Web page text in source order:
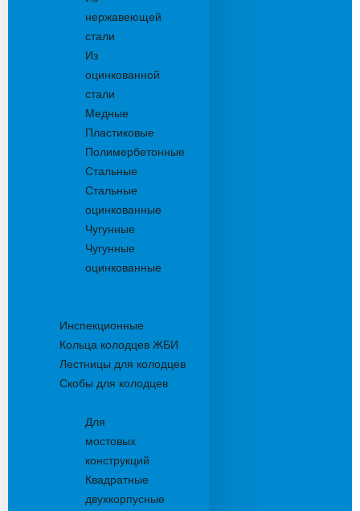
нержавеющей
стали
Из
оцинкованной
стали
Медные
Пластиковые
Полимербетонные
Стальные
Стальные
оцинкованные
Чугунные
Чугунные
оцинкованные
Инспекционные
Кольца колодцев ЖБИ
Лестницы для колодцев
Скобы для колодцев
Для
мостовых
конструкций
Квадратные
двухкорпусные